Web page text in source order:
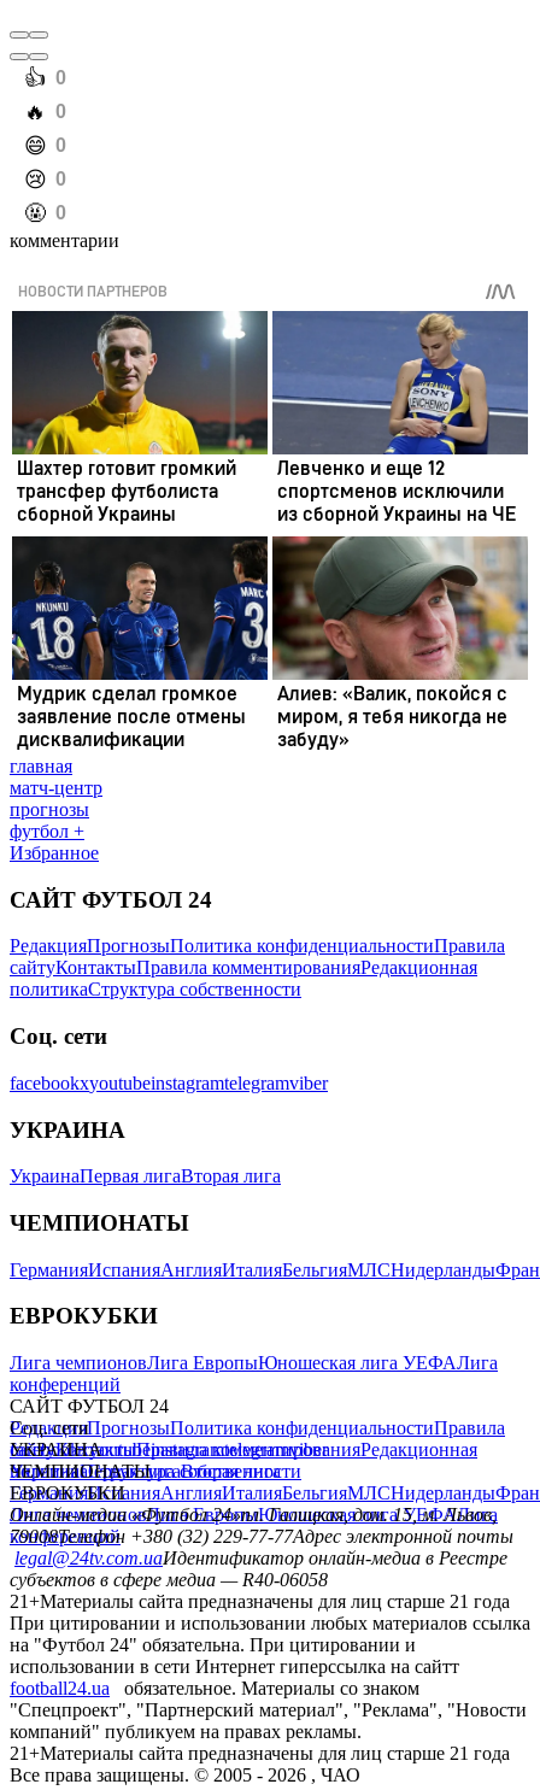
️👍 0
️🔥 0
️😄 0
️😢 0
️🤬 0
комментарии
главная
матч-центр
прогнозы
футбол +
Избранное
САЙТ ФУТБОЛ 24
РедакцияПрогнозыПолитика конфиденциальностиПравила
сайтуКонтактыПравила комментированияРедакционная
политикаСтруктура собственности
Соц. сети
facebookxyoutubeinstagramtelegramviber
УКРАИНА
УкраинаПервая лигаВторая лига
ЧЕМПИОНАТЫ
ГерманияИспанияАнглияИталияБельгияМЛСНидерланды
ЕВРОКУБКИ
Лига чемпионовЛига ЕвропыЮношеская лига УЕФАЛига
конференций
САЙТ ФУТБОЛ 24
РедакцияПрогнозыПолитика конфиденциальностиПравила
сайтуКонтактыПравила комментированияРедакционная
политикаСтруктура собственности
Соц. сети
facebookxyoutubeinstagramtelegramviber
УКРАИНА
УкраинаПервая лигаВторая лига
ЧЕМПИОНАТЫ
ГерманияИспанияАнглияИталияБельгияМЛСНидерланды
ЕВРОКУБКИ
Лига чемпионовЛига ЕвропыЮношеская лига УЕФАЛига
конференций
Онлайн-медиа «Футбол 24»пл. Галицкая, дом. 15, м. Львов,
79008Телефон +380 (32) 229-77-77Адрес электронной почты
legal@24tv.com.uaИдентификатор онлайн-медиа в Реестре
субъектов в сфере медиа — R40-06058
21+Материалы сайта предназначены для лиц старше 21 года
При цитировании и использовании любых материалов ссылка
на "Футбол 24" обязательна. При цитировании и
использовании в сети Интернет гиперссылка на сайтт
football24.ua
обязательное. Материалы со знаком
"Спецпроект", "Партнерский материал", "Реклама", "Новости
компаний" публикуем на правах рекламы.
21+Материалы сайта предназначены для лиц старше 21 года
Все права защищены. © 2005 - 2026 , ЧАО